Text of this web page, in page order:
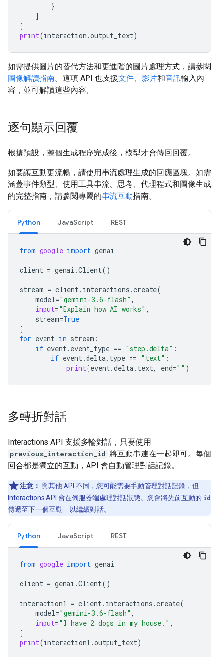
}
]
)
print(interaction .output_text)
如需提供圖片的替代方法和更進階的圖片處理方式，請參閱
圖像解讀指南。這項 API 也支援文件、 影片和音訊輸入內
容，並可解讀這些內容。
逐句顯示回覆
根據預設，整個生成程序完成後，模型才會傳回回覆。
如要讓互動更流暢，請使用串流處理生成的回應區塊。如需
涵蓋事件類型、使用工具串流、思考、代理程式和圖像生成
的完整指南，請參閱專屬的串流互動指南。
Python JavaScript REST
from google import genai
client = genai .Client()
stream = client. interactions .create(
model="gemini-3.6-flash" ,
input="Explain how AI works" ,
stream=True
)
for event in stream :
if event. event_type == "step.delta" :
if event.delta. type == "text" :
print(event.delta. text, end="" )
多轉折對話
Interactions API 支援多輪對話，只要使用
previous_interaction_id 將互動串連在一起即可。每個
回合都是獨立的互動，API 會自動管理對話記錄。
注意： 與其他 API 不同，您可能需要手動管理對話記錄，但
Interactions API 會在伺服器端處理對話狀態。您會將先前互動的 id
傳遞至下一個互動，以繼續對話。
Python JavaScript REST
from google import genai
client = genai .Client()
interaction1 = client. interactions .create(
model="gemini-3.6-flash" ,
input="I have 2 dogs in my house." ,
)
print(interaction1 .output_text)